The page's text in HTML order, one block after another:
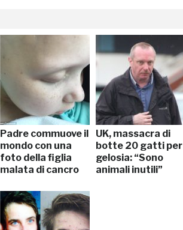
Padre commuove il
mondo con una
foto della figlia
malata di cancro
UK, massacra di
botte 20 gatti per
gelosia: “Sono
animali inutili”